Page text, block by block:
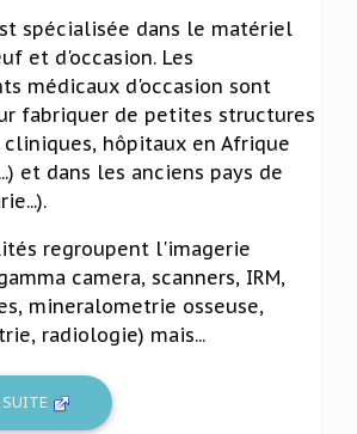
spécialisée dans le matériel
et d'occasion. Les
médicaux d'occasion sont
fabriquer de petites structures
cliniques, hôpitaux en Afrique
et dans les anciens pays de
regroupent l'imagerie
camera, scanners, IRM,
mineralometrie osseuse,
radiologie) mais...